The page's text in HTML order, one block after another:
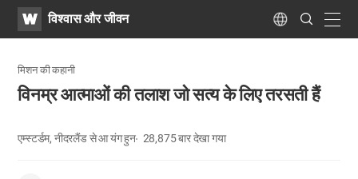
WATVविश्वास और जीवन Language
Search
Submit
मिशन की कहानी
विनम्र आत्माओं की तलाश जो सत्य के लिए तरसती हैं
एम्स्टर्डम, नीदरलैंड से आ यंग हुन 28,875बार देखा गया